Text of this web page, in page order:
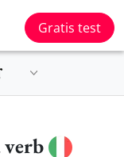
Gratis test